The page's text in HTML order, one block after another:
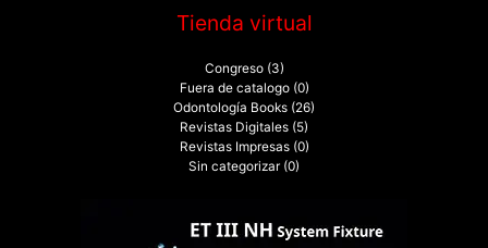
Tienda virtual
Congreso (3)
Fuera de catalogo (0)
Odontología Books (26)
Revistas Digitales (5)
Revistas Impresas (0)
Sin categorizar (0)